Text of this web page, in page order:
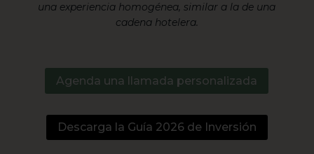
una experiencia homogénea, similar a la de una
cadena hotelera.
Agenda una llamada personalizada
Descarga la Guía 2026 de Inversión